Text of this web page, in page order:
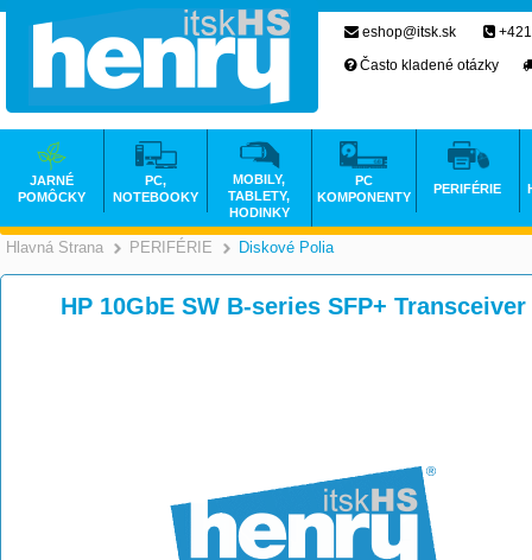
Hlavná Strana >
PERIFÉRIE >
Diskové Polia
HP 10GbE SW B-series SFP+ Transceiver
eshop@itsk.sk
Často kladené otázky
JARNÉ
POMÔCKY
PC,
NOTEBOOKY
MOBILY,
TABLETY,
HODINKY
PC
KOMPONENTY
PERIFÉRIE